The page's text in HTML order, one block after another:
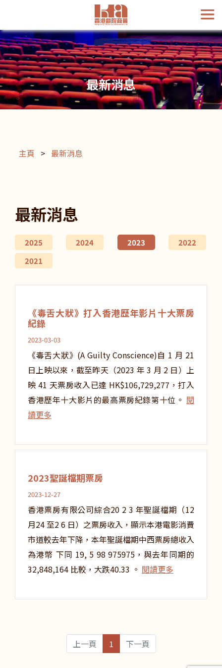
最新消息
主頁 > 最新消息
最新消息
2025 2024 2023
2022
2021
《毒舌大狀》打入香港歷年影片十大票房
紀錄
2023-03-03
《毒舌大狀》(A Guilty Conscience)自 1 月 21
日上映以來，截至昨天（2023 年 3 月 2 日）上
映 41 天票房收入已達 HK$106,729,277，打入
香港歷年十大影片的最高票房紀錄第十位。 閱
讀更多
2023聖誕檔期票房
2023-12-27
香港票房有限公司綜合20 2 3 年聖誕檔期（12
月24 至2 6 日）之票房收入，顯示本港電影消費
市道較去年下降，本年聖誕檔期中西票房總收入
為港幣 下同 19, 5 98 975975，與去年同期的
32,848,164 比較，大跌40.33 。 閱讀更多
上一頁 1 下一頁